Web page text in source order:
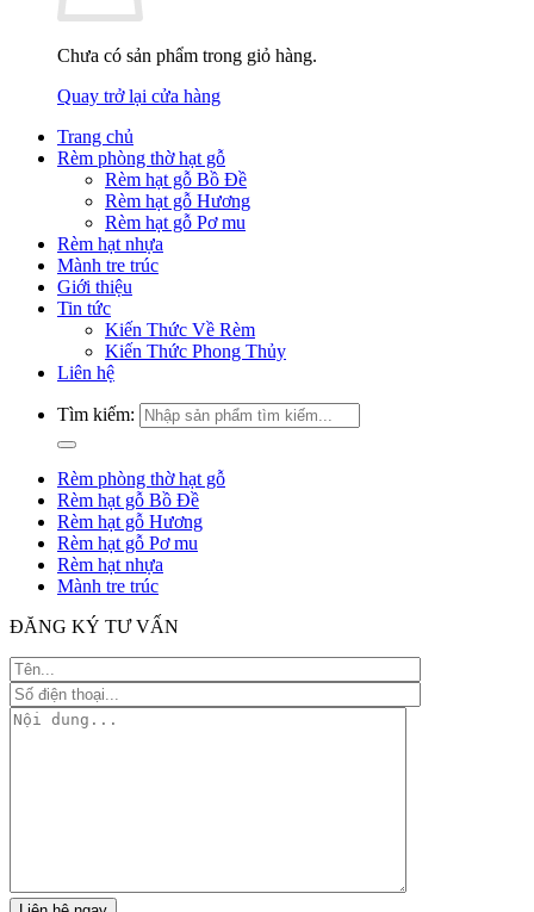
Chưa có sản phẩm trong giỏ hàng.
Quay trở lại cửa hàng
Trang chủ
Rèm phòng thờ hạt gỗ
Rèm hạt gỗ Bồ Đề
Rèm hạt gỗ Hương
Rèm hạt gỗ Pơ mu
Rèm hạt nhựa
Mành tre trúc
Giới thiệu
Tin tức
Kiến Thức Về Rèm
Kiến Thức Phong Thủy
Liên hệ
Tìm kiếm:
Rèm phòng thờ hạt gỗ
Rèm hạt gỗ Bồ Đề
Rèm hạt gỗ Hương
Rèm hạt gỗ Pơ mu
Rèm hạt nhựa
Mành tre trúc
ĐĂNG KÝ TƯ VẤN